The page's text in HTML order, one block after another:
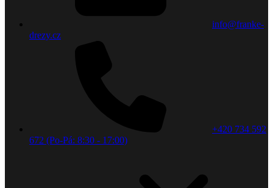
info@franke-
drezy.cz
+420 734 592
672 (Po-Pá: 8:30 - 17:00)